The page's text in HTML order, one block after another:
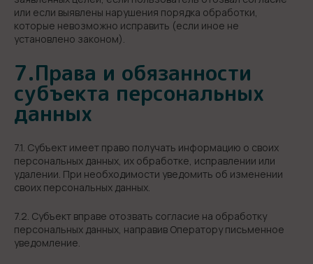
или если выявлены нарушения порядка обработки,
которые невозможно исправить (если иное не
установлено законом).
7.Права и обязанности
субъекта персональных
данных
7.1. Субъект имеет право получать информацию о своих
персональных данных, их обработке, исправлении или
удалении. При необходимости уведомить об изменении
своих персональных данных.
7.2. Субъект вправе отозвать согласие на обработку
персональных данных, направив Оператору письменное
уведомление.